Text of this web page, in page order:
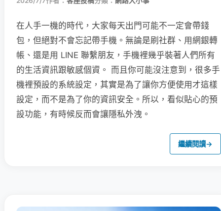
在人手一機的時代，大家每天出門可能不一定會帶錢
包，但絕對不會忘記帶手機。無論是刷社群、用網銀轉
帳、還是用 LINE 聯繫朋友，手機裡幾乎裝著人們所有
的生活資訊跟敏感個資。 而且你可能沒注意到，很多手
機裡預設的系統設定，其實是為了讓你方便使用才這樣
設定，而不是為了你的資訊安全。所以，看似貼心的預
設功能，有時候反而會讓隱私外洩。
繼續閱讀→